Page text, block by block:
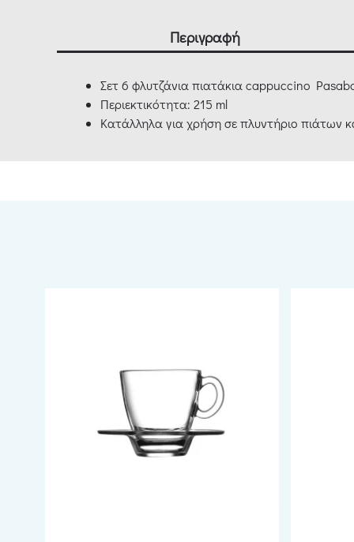
Περιγραφή
Σετ 6 φλυτζάνια πιατάκια cappuccino
Περιεκτικότητα: 215 ml
Κατάλληλα για χρήση σε πλυντήριο πιάτων